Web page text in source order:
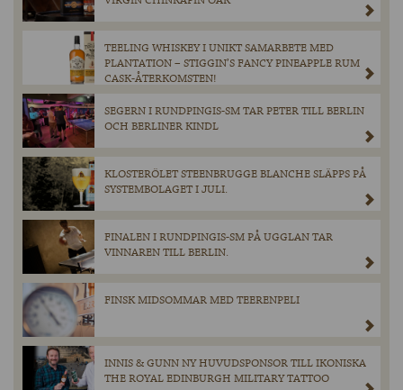
TEELING WHISKEY I UNIKT SAMARBETE MED
PLANTATION – STIGGIN’S FANCY PINEAPPLE RUM
CASK-ÅTERKOMSTEN!
SEGERN I RUNDPINGIS-SM TAR PETER TILL BERLIN
OCH BERLINER KINDL
KLOSTERÖLET STEENBRUGGE BLANCHE SLÄPPS PÅ
SYSTEMBOLAGET I JULI.
FINALEN I RUNDPINGIS-SM PÅ UGGLAN TAR
VINNAREN TILL BERLIN.
FINSK MIDSOMMAR MED TEERENPELI
INNIS & GUNN NY HUVUDSPONSOR TILL IKONISKA
THE ROYAL EDINBURGH MILITARY TATTOO